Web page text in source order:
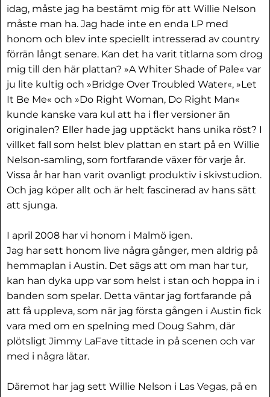
idag, måste jag ha bestämt mig för att Willie Nelson
måste man ha. Jag hade inte en enda LP med
honom och blev inte speciellt intresserad av country
förrän långt senare. Kan det ha varit titlarna som drog
mig till den här plattan? »A Whiter Shade of Pale« var
ju lite kultig och »Bridge Over Troubled Water«, »Let
It Be Me« och »Do Right Woman, Do Right Man«
kunde kanske vara kul att ha i fler versioner än
originalen? Eller hade jag upptäckt hans unika röst? I
villket fall som helst blev plattan en start på en Willie
Nelson-samling, som fortfarande växer för varje år.
Vissa år har han varit ovanligt produktiv i skivstudion.
Och jag köper allt och är helt fascinerad av hans sätt
att sjunga.
I april 2008 har vi honom i Malmö igen.
Jag har sett honom live några gånger, men aldrig på
hemmaplan i Austin. Det sägs att om man har tur,
kan han dyka upp var som helst i stan och hoppa in i
banden som spelar. Detta väntar jag fortfarande på
att få uppleva, som när jag första gången i Austin fick
vara med om en spelning med Doug Sahm, där
plötsligt Jimmy LaFave tittade in på scenen och var
med i några låtar.
Däremot har jag sett Willie Nelson i Las Vegas, på en